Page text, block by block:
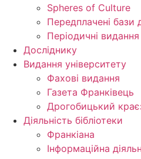
Spheres of Culture
Передплачені бази
Періодичні видання
Досліднику
Видання університету
Фахові видання
Газета Франківець
Дрогобицький
Діяльність бібліотеки
Франкіана
Інформаційна